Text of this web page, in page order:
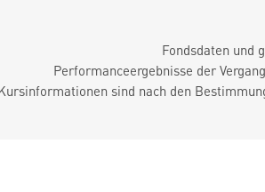
Fondsdaten und
Performanceergebnisse der
sind nach den